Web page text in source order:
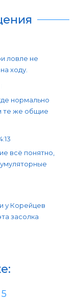
ловле не
ходу.
нормально
те же общие
всё понятно,
у Корейцев
засолка